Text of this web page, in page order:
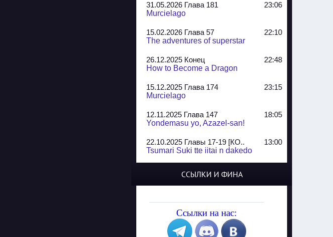
31.05.2026 Глава 181
23:06
Murcielago
15.02.2026 Глава 57
22:10
The adventures of superstar
26.12.2025 Конец
22:48
How to Become a Dragon
15.12.2025 Глава 174
23:15
Murcielago
12.11.2025 Глава 147
18:05
Yondemasu yo, Azazel-san!
22.10.2025 Главы 17-19 [КО..
13:00
Tsumari Suki tte iitai n dakedo
Jungle Juice
Yozakura Shijuusou
08.08.2025 Глава 50
A Compendium of Ghosts
ССЫЛКИ И ФИНА
Ссылки на нас: